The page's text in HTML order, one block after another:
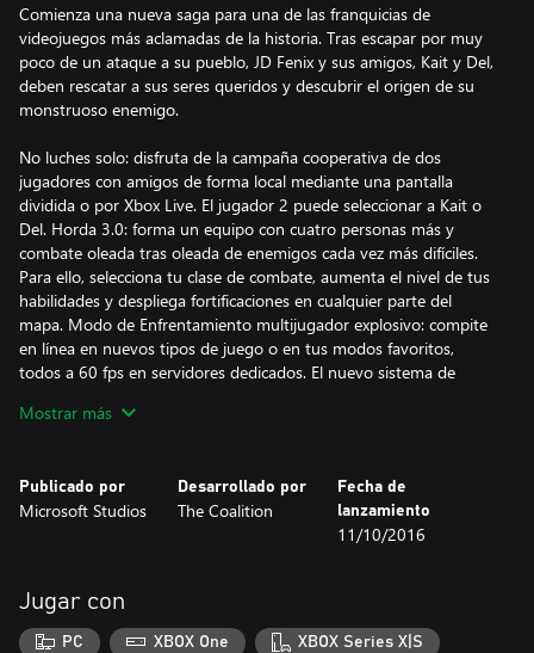
Comienza una nueva saga para una de las franquicias de
videojuegos más aclamadas de la historia. Tras escapar por muy
poco de un ataque a su pueblo, JD Fenix y sus amigos, Kait y Del,
deben rescatar a sus seres queridos y descubrir el origen de su
monstruoso enemigo.
No luches solo: disfruta de la campaña cooperativa de dos
jugadores con amigos de forma local mediante una pantalla
dividida o por Xbox Live. El jugador 2 puede seleccionar a Kait o
Del. Horda 3.0: forma un equipo con cuatro personas más y
combate oleada tras oleada de enemigos cada vez más difíciles.
Para ello, selecciona tu clase de combate, aumenta el nivel de tus
habilidades y despliega fortificaciones en cualquier parte del
mapa. Modo de Enfrentamiento multijugador explosivo: compite
en línea en nuevos tipos de juego o en tus modos favoritos,
todos a 60 fps en servidores dedicados. El nuevo sistema de
para todos los jugadores, ya sean ocasionales, habituales o
*La descarga requiere una conexión a Internet de banda ancha y
70-80 GB de espacio en el disco duro. Oferta no disponible en
Japón y China. Debes tener 17 años o más. Se requiere una Xbox
está disponible en todos los mercados. Visita
www.GearsofWar.com para obtener la información más reciente.
Mostrar más
Publicado por
Microsoft Studios
Desarrollado por
The Coalition
Fecha de
lanzamiento
11/10/2016
Jugar con
PC XBOX One XBOX Series X|S